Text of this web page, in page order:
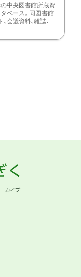
中央図書館所蔵資
ベース。同図書館
会議資料、雑誌、